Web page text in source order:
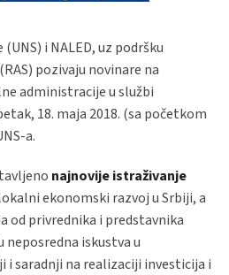
i NALED, uz podršku
pozivaju novinare na
administracije u službi
18. maja 2018. (sa početkom
a.
najnovije istraživanje
ekonomski razvoj u Srbiji, a
od privrednika i predstavnika
iskustva u
i saradnji na realizaciji investicija i